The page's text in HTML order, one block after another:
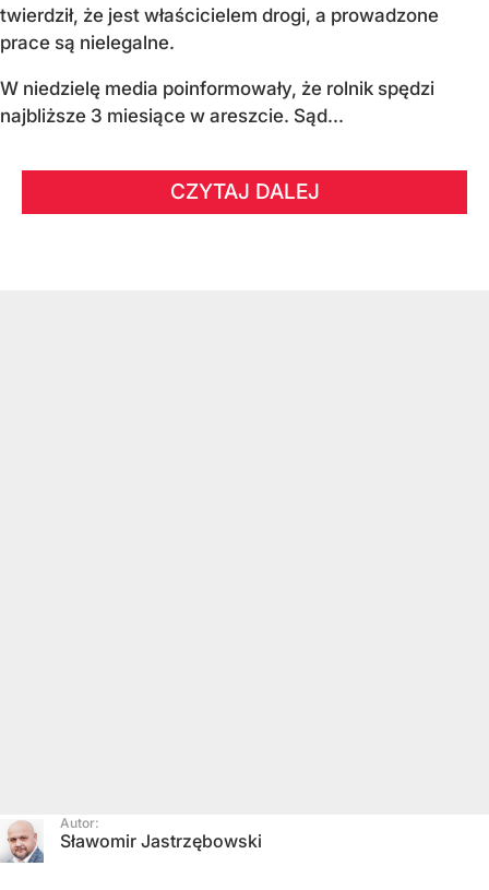
twierdził, że jest właścicielem drogi, a prowadzone
prace są nielegalne.
W niedzielę media poinformowały, że rolnik spędzi
najbliższe 3 miesiące w areszcie. Sąd...
CZYTAJ DALEJ
Autor:
Sławomir Jastrzębowski